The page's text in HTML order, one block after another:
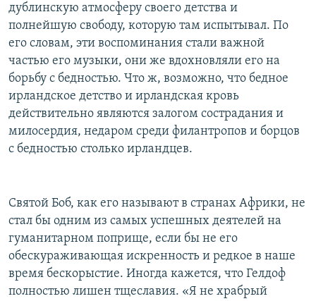
дублинскую атмосферу своего детства и
полнейшую свободу, которую там испытывал. По
его словам, эти воспоминания стали важной
частью его музыки, они же вдохновляли его на
борьбу с бедностью. Что ж, возможно, что бедное
ирландское детство и ирландская кровь
действительно являются залогом сострадания и
милосердия, недаром среди филантропов и борцов
с бедностью столько ирландцев.
Святой Боб, как его называют в странах Африки, не
стал бы одним из самых успешных деятелей на
гуманитарном поприще, если бы не его
обескураживающая искренность и редкое в наше
время бескорыстие. Иногда кажется, что Гелдоф
полностью лишен тщеславия. «Я не храбрый